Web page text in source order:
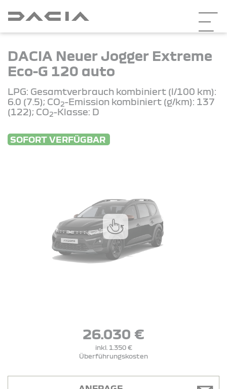
DACIA Neuer Jogger Extreme
Eco-G 120 auto
LPG: Gesamtverbrauch kombiniert (l/100 km):
6.0 (7.5); CO2-Emission kombiniert (g/km): 137
(122); CO2-Klasse: D
SOFORT VERFÜGBAR
26.030 €
inkl. 1.350 €
Überführungskosten